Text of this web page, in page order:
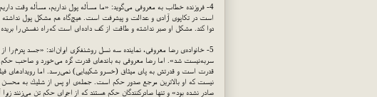
4- فروزنده خطاب به معروفی می‌گوید: «ما مسأله پول نداریم، مسأله وقت
است در تكاپوی آزادی و عدالت و پیشرفت است. هیچ‌گاه هم مشكل پول نداشته
دوا كند. مشكل او صبر نداشته و طاقت از كف داده‌ای است كه راه نفسش را
سربه‌نیست شد». اما رضا معروفی به باندهای قدرت گره می‌خورد و صاحب
قدرت است و قدرتش به پای میثاق (خسرو شكیبایی) نمی‌رسد. اما رویدادهای
نیست كه او بالاترین مرجع صدور حكم است. جمله‌ی او پس از شلیك به محسن
صادر نشده بود» و تنها صادركنندگان حكم هستند كه از اجرای حكم تن می‌زنند